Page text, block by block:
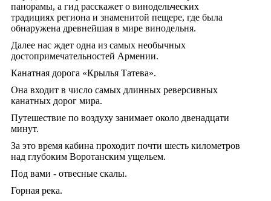
панорамы, а гид расскажет о винодельческих
традициях региона и знаменитой пещере, где была
обнаружена древнейшая в мире винодельня.
Далее нас ждет одна из самых необычных
достопримечательностей Армении.
Канатная дорога «Крылья Татева».
Она входит в число самых длинных реверсивных
канатных дорог мира.
Путешествие по воздуху занимает около двенадцати
минут.
За это время кабина проходит почти шесть километров
над глубоким Воротанским ущельем.
Под вами - отвесные скалы.
Горная река.